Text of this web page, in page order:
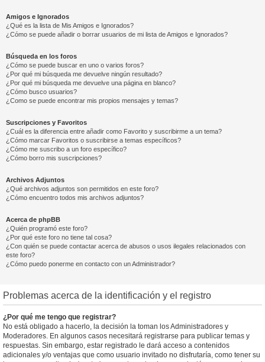
Amigos e Ignorados
¿Qué es la lista de Mis Amigos e Ignorados?
¿Cómo se puede añadir o borrar usuarios de mi lista de Amigos e Ignorados?
Búsqueda en los foros
¿Cómo se puede buscar en uno o varios foros?
¿Por qué mi búsqueda me devuelve ningún resultado?
¿Por qué mi búsqueda me devuelve una página en blanco?
¿Cómo busco usuarios?
¿Como se puede encontrar mis propios mensajes y temas?
Suscripciones y Favoritos
¿Cuál es la diferencia entre añadir como Favorito y suscribirme a un tema?
¿Cómo marcar Favoritos o suscribirse a temas específicos?
¿Cómo me suscribo a un foro específico?
¿Cómo borro mis suscripciones?
Archivos Adjuntos
¿Qué archivos adjuntos son permitidos en este foro?
¿Cómo encuentro todos mis archivos adjuntos?
Acerca de phpBB
¿Quién programó este foro?
¿Por qué este foro no tiene tal cosa?
¿Con quién se puede contactar acerca de abusos o usos ilegales relacionados con
este foro?
¿Cómo puedo ponerme en contacto con un Administrador?
Problemas acerca de la identificación y el registro
¿Por qué me tengo que registrar?
No está obligado a hacerlo, la decisión la toman los Administradores y
Moderadores. En algunos casos necesitará registrarse para publicar temas y
respuestas. Sin embargo, estar registrado le dará acceso a contenidos
adicionales y/o ventajas que como usuario invitado no disfrutaría, como tener su